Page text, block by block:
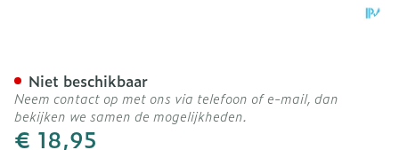
€ 18,95
Niet beschikbaar
Neem contact op met ons via telefoon of e-mail, dan
bekijken we samen de mogelijkheden.